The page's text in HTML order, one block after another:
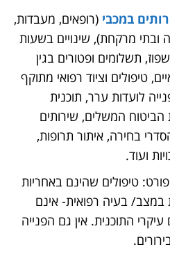
במכבי (רופאים, מעבדות,
ובתי מרקחת), שינויים בשעות
תשלומים ופטורים בגין
טיפולים וציוד רפואי מתוקף
לועדות ערר, תוכנית
הביטוח המשלים, שירותים
בחירה, איתור תרופות,
ועוד.
טיפולים שהינם באחריות
במצב/ בעיה רפואית- אינם
התוכנית. אין גם הפנייה